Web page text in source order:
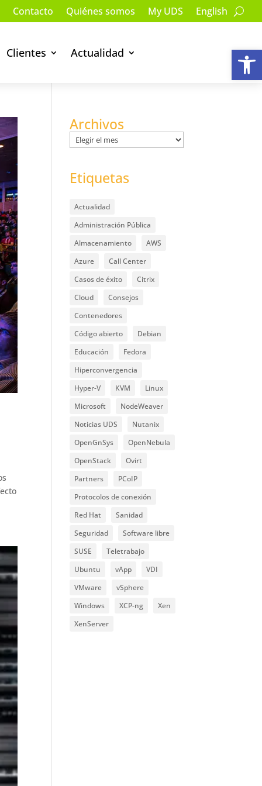
Contacto Quiénes somos My UDS English
Clientes Actualidad
Archivos
Archivos
Etiquetas
Actualidad
Administración Pública
Almacenamiento
AWS
Azure
Call Center
Casos de éxito
Citrix
Cloud
Consejos
Contenedores
Código abierto
Debian
Educación
Fedora
Hiperconvergencia
Hyper-V
KVM
Linux
Microsoft
NodeWeaver
Noticias UDS
Nutanix
OpenGnSys
OpenNebula
OpenStack
Ovirt
Partners
PCoIP
Protocolos de conexión
Red Hat
Sanidad
Seguridad
Software libre
SUSE
Teletrabajo
Ubuntu
vApp
VDI
VMware
vSphere
Windows
XCP-ng
Xen
XenServer